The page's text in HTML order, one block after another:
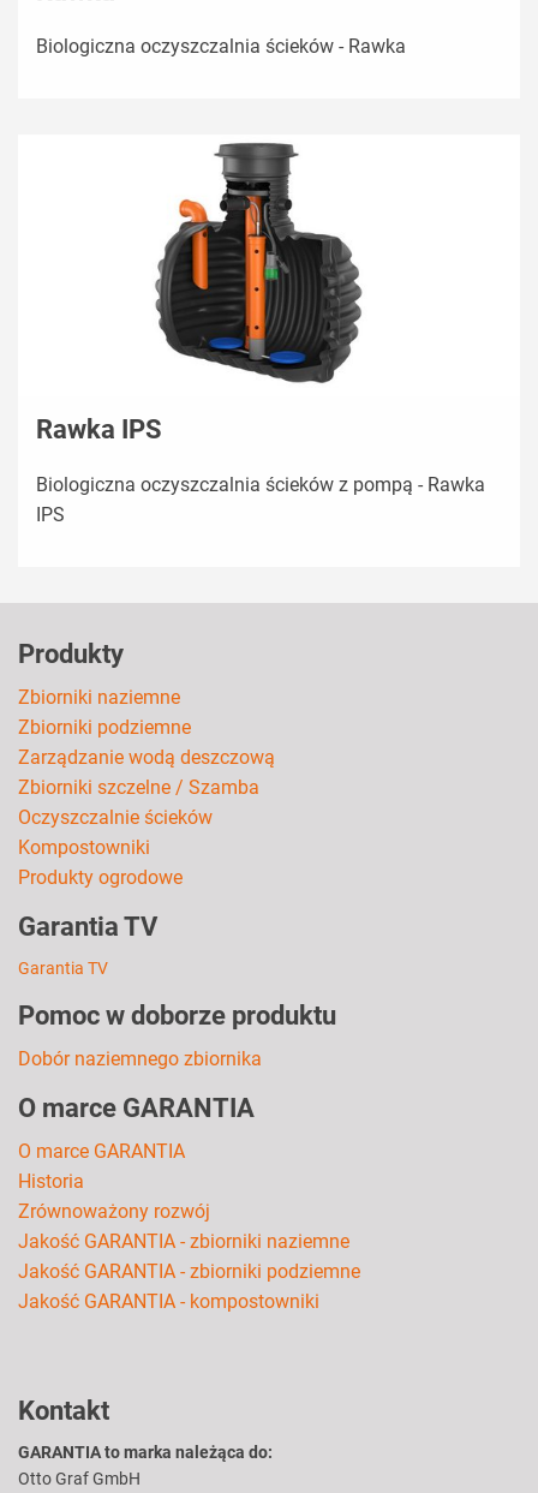
Biologiczna oczyszczalnia ścieków - Rawka
Rawka IPS
Biologiczna oczyszczalnia ścieków z pompą - Rawka
IPS
Produkty
Zbiorniki naziemne
Zbiorniki podziemne
Zarządzanie wodą deszczową
Zbiorniki szczelne / Szamba
Oczyszczalnie ścieków
Kompostowniki
Produkty ogrodowe
Garantia TV
Garantia TV
Pomoc w doborze produktu
Dobór naziemnego zbiornika
O marce GARANTIA
O marce GARANTIA
Historia
Zrównoważony rozwój
Jakość GARANTIA - zbiorniki naziemne
Jakość GARANTIA - zbiorniki podziemne
Jakość GARANTIA - kompostowniki
Kontakt
GARANTIA to marka należąca do:
Otto Graf GmbH